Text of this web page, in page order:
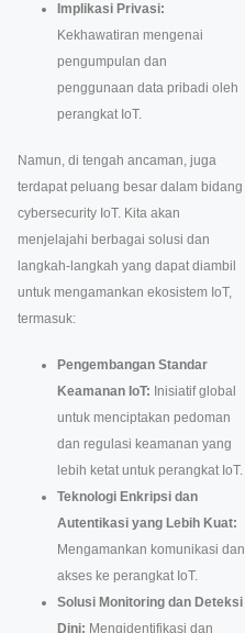
Implikasi Privasi:
Kekhawatiran mengenai
pengumpulan dan
penggunaan data pribadi oleh
perangkat IoT.
Namun, di tengah ancaman, juga
terdapat peluang besar dalam bidang
cybersecurity IoT. Kita akan
menjelajahi berbagai solusi dan
langkah-langkah yang dapat diambil
untuk mengamankan ekosistem IoT,
termasuk:
Pengembangan Standar
Keamanan IoT: Inisiatif global
untuk menciptakan pedoman
dan regulasi keamanan yang
lebih ketat untuk perangkat IoT.
Teknologi Enkripsi dan
Autentikasi yang Lebih Kuat:
Mengamankan komunikasi dan
akses ke perangkat IoT.
Solusi Monitoring dan Deteksi
Dini: Mengidentifikasi dan